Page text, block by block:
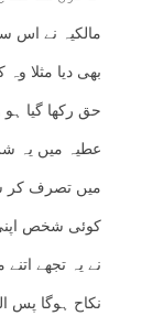
مالکیہ نے اس
بھی دیا مثلا
حق رکھا گیا
عطیہ میں یہ
میں تصرف کر
کوئی شخص
نے یہ تجھے
نکاح ہوگا پس